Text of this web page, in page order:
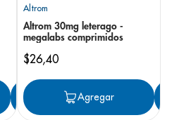
Agregar
Altrom
Altrom 30mg leterago -
megalabs comprimidos
$26,40
Agregar